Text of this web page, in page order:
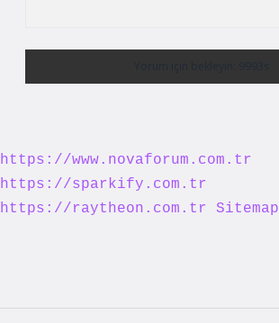
https://www.novaforum.com.tr
https://sparkify.com.tr
https://raytheon.com.tr
Sitemap